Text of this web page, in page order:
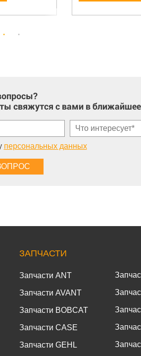
свяжутся с вами в
персональных данных
ЗАПЧАСТИ
Запчасти ANT
Запчасти AVANT
Запчасти BOBCAT
Запчасти CASE
Запчасти GEHL